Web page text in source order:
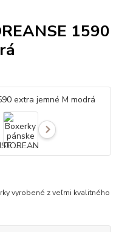
1590
vyrobené z veľmi kvalitného